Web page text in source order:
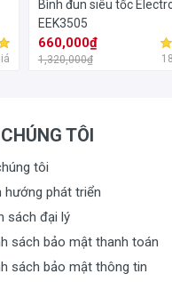
Bình đun siêu tốc
EEK3505
660,000₫
1,320,000₫
TÔI
tôi
hướng phát triển
sách đại lý
sách bảo mật thanh toán
sách bảo mật thông tin